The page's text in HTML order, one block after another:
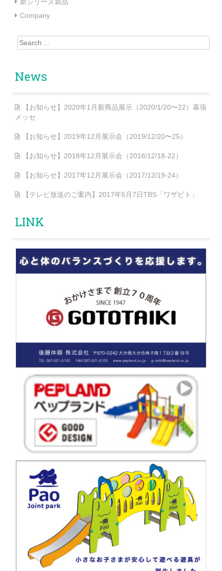
ま
す
き
Company
Search for:
News
【お知らせ】2020年1月新商品展示（2020/1/20〜22）幕張
メッセ
【お知らせ】2019年12月展示会（2019/12/20〜25）
【お知らせ】2018年12月展示会（2018/12/18-22）
【お知らせ】2017年12月展示会（2017/12/19-24）
【テレビ放送のご案内】2017年5月7日TBS「ワザビト」
LINK